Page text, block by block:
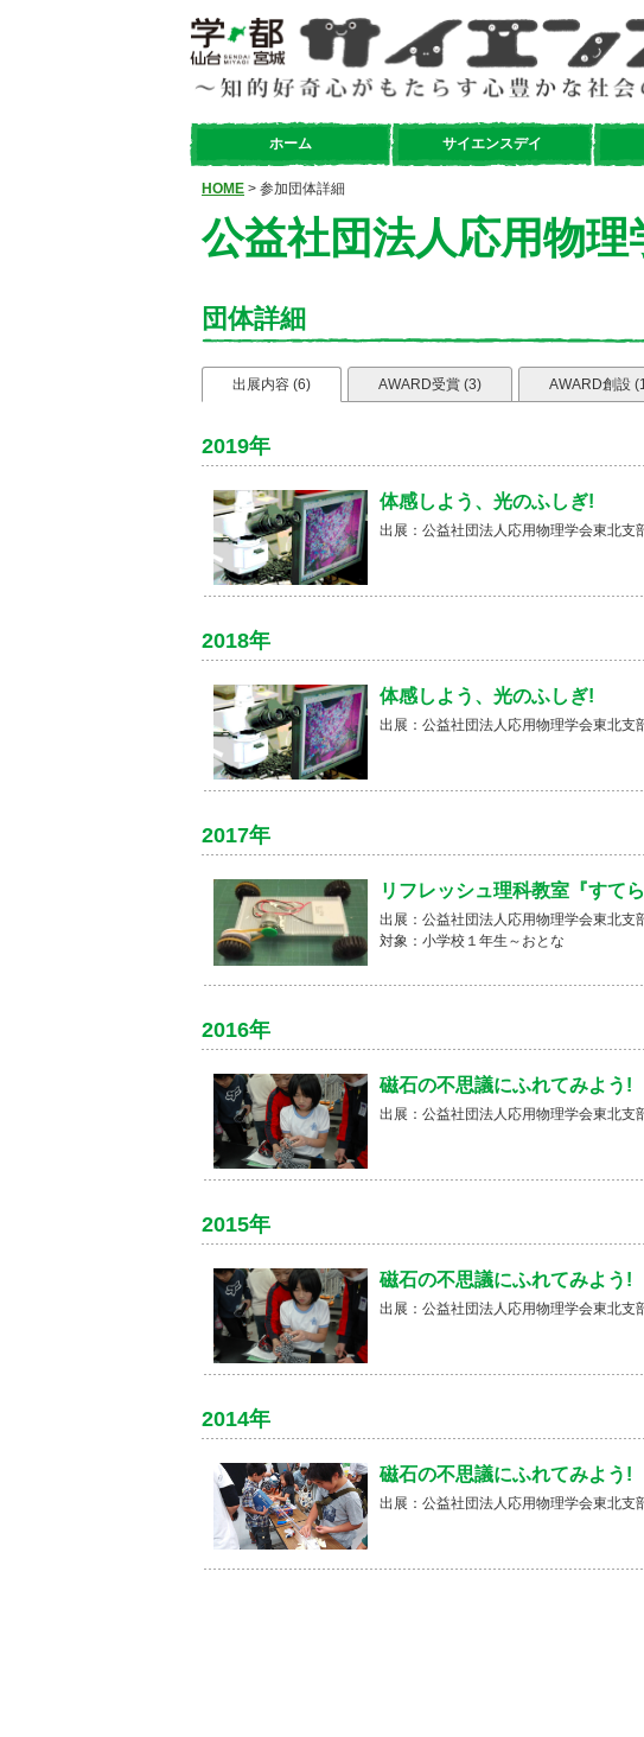
ホーム サイエンスデイ
HOME > 参加団体詳細
公益社団法人応用物理
団体詳細
出展内容 (6) AWARD受賞 (3) AWARD創設
2019年
体感しよう、光のふしぎ!
出展：公益社団法人応用物理学会東北支
2018年
体感しよう、光のふしぎ!
出展：公益社団法人応用物理学会東北支
2017年
リフレッシュ理科教室『すて
出展：公益社団法人応用物理学会東北支
対象：小学校１年生～おとな
2016年
磁石の不思議にふれてみよう!
出展：公益社団法人応用物理学会東北支
2015年
磁石の不思議にふれてみよう!
出展：公益社団法人応用物理学会東北支
2014年
磁石の不思議にふれてみよう!
出展：公益社団法人応用物理学会東北支